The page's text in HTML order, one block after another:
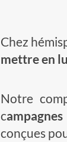
Chez
mettre en
Notre
c
conçues